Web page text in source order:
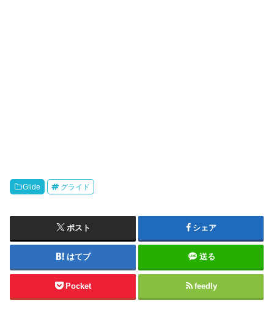
Glide グライド
ポスト シェア
はてブ 送る
Pocket feedly